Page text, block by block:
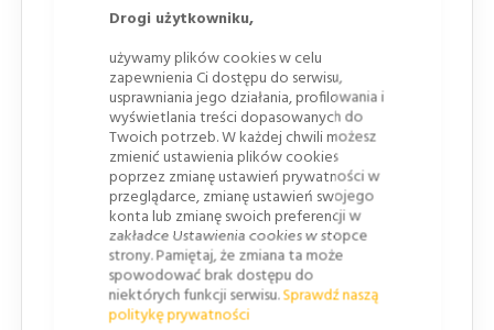
Drogi użytkowniku,
używamy plików cookies w celu
zapewnienia Ci dostępu do serwisu,
usprawniania jego działania, profilowania i
wyświetlania treści dopasowanych do
Twoich potrzeb. W każdej chwili możesz
zmienić ustawienia plików cookies
poprzez zmianę ustawień prywatności w
przeglądarce, zmianę ustawień swojego
konta lub zmianę swoich preferencji w
zakładce Ustawienia cookies w stopce
strony. Pamiętaj, że zmiana ta może
spowodować brak dostępu do
niektórych funkcji serwisu.Sprawdź naszą
politykę prywatności
Oznakowanie CE
EN 12899-1:2007
Podkład
Blacha ocynkowana 1,25mm lakierowana proszkowo w
kolorze szarym
Podwójnie gięte krawędzie po całym obrysie
Folia odblaskowa TYP 2
Działanie wiatru